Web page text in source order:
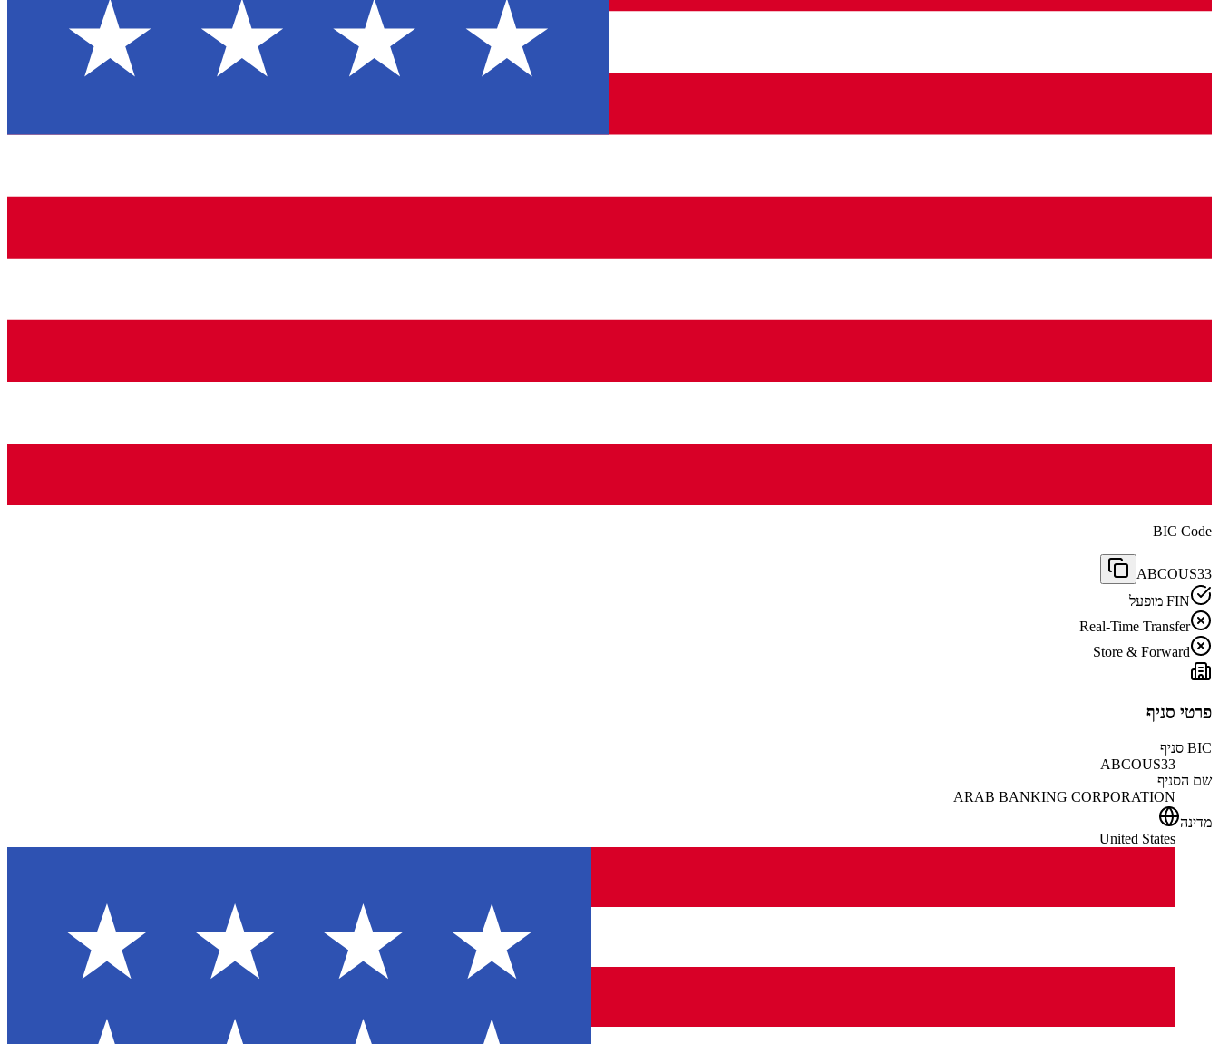
BIC Code
ABCOUS33
FIN מופעל
Real-Time Transfer
Store & Forward
פרטי סניף
BIC סניף
ABCOUS33
שם הסניף
ARAB BANKING CORPORATION
מדינה
United States